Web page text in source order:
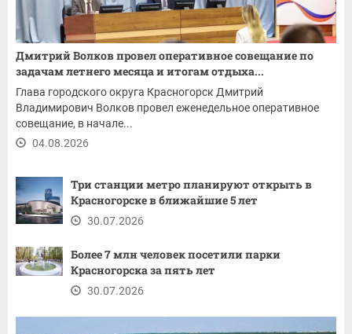
Дмитрий Волков провел оперативное совещание по
задачам летнего месяца и итогам отдыха...
Глава городского округа Красногорск Дмитрий
Владимирович Волков провел еженедельное оперативное
совещание, в начале...
04.08.2026
Три станции метро планируют открыть в
Красногорске в ближайшие 5 лет
30.07.2026
Более 7 млн человек посетили парки
Красногорска за пять лет
30.07.2026